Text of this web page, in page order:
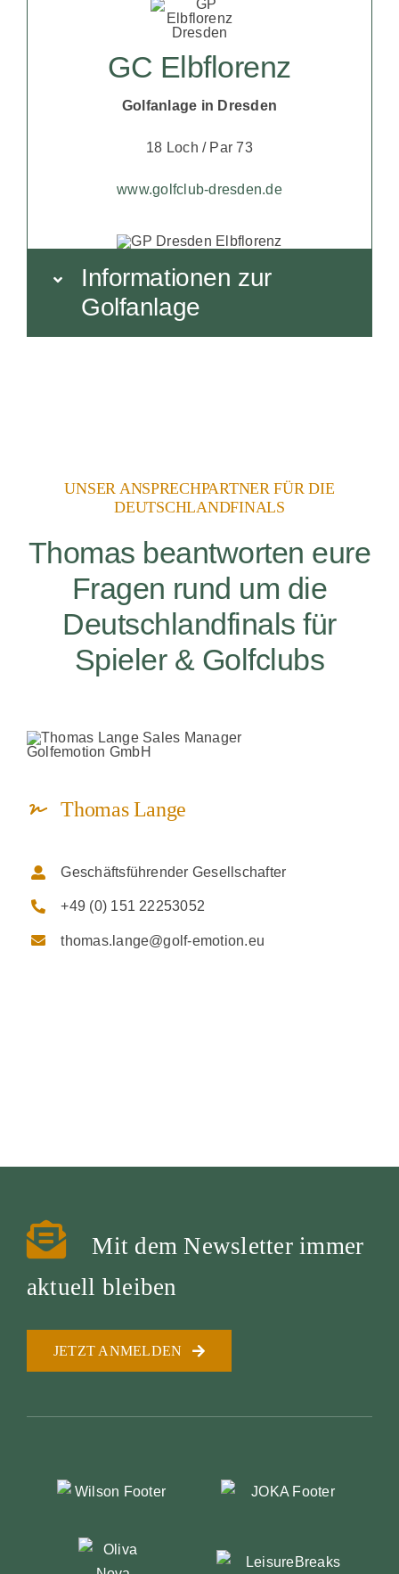
GC Elbflorenz
Golfanlage in Dresden
18 Loch / Par 73
www.golfclub-dresden.de
Informationen zur
Golfanlage
UNSER ANSPRECHPARTNER FÜR DIE
DEUTSCHLANDFINALS
Thomas beantworten eure
Fragen rund um die
Deutschlandfinals für
Spieler & Golfclubs
Thomas Lange
Geschäftsführender Gesellschafter
+49 (0) 151 22253052
thomas.lange@golf-emotion.eu
Mit dem Newsletter immer
aktuell bleiben
JETZT ANMELDEN